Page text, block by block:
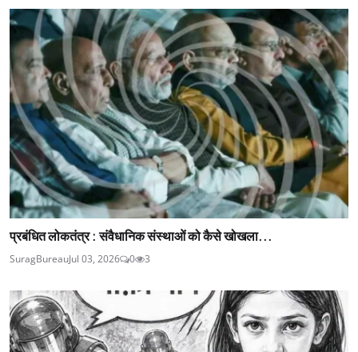
प्रबंधित लोकतंत्र : संवैधानिक संस्थाओं को कैसे खोखला...
SuragBureauJul 03, 2026 0 3